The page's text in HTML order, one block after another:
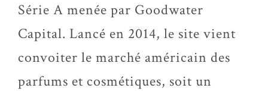
Série A menée par Goodwater
Capital. Lancé en 2014, le site vient
convoiter le marché américain des
parfums et cosmétiques, soit un